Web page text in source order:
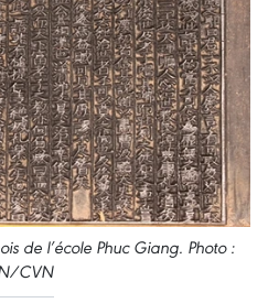
de l’école Phuc Giang. Photo :
CVN